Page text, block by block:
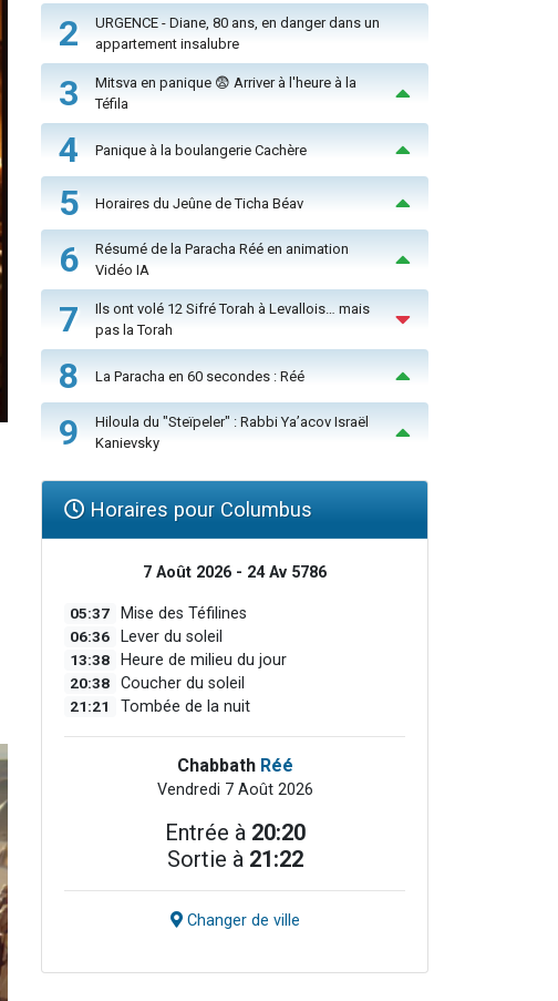
2
URGENCE - Diane, 80 ans, en danger dans un
appartement insalubre
3
Mitsva en panique 😨 Arriver à l'heure à la
Téfila
4 Panique à la boulangerie Cachère
5 Horaires du Jeûne de Ticha Béav
6
Résumé de la Paracha Réé en animation
Vidéo IA
7
Ils ont volé 12 Sifré Torah à Levallois… mais
pas la Torah
8 La Paracha en 60 secondes : Réé
9
Hiloula du "Steïpeler" : Rabbi Ya’acov Israël
Kanievsky
Horaires pour Columbus
7 Août 2026 - 24 Av 5786
05:37 Mise des Téfilines
06:36 Lever du soleil
13:38 Heure de milieu du jour
20:38 Coucher du soleil
21:21 Tombée de la nuit
Chabbath Réé
Vendredi 7 Août 2026
Entrée à 20:20
Sortie à 21:22
Changer de ville